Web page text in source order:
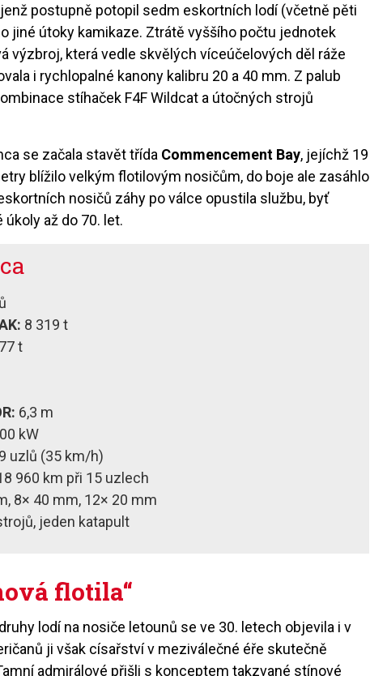
postupně potopil sedm eskortních lodí (včetně pěti
jiné útoky kamikaze. Ztrátě vyššího počtu jednotek
výzbroj, která vedle skvělých víceúčelových děl ráže
i rychlopalné kanony kalibru 20 a 40 mm. Z palub
stíhaček F4F Wildcat a útočných strojů
se začala stavět třída Commencement Bay, jejíchž 19
blížilo velkým flotilovým nosičům, do boje ale zasáhlo
nosičů záhy po válce opustila službu, byť
až do 70. let.
8 319 t
t
6,3 m
kW
uzlů (35 km/h)
960 km při 15 uzlech
8× 40 mm, 12× 20 mm
jeden katapult
flotila“
lodí na nosiče letounů se ve 30. letech objevila i v
ji však císařství v meziválečné éře skutečně
admirálové přišli s konceptem takzvané stínové